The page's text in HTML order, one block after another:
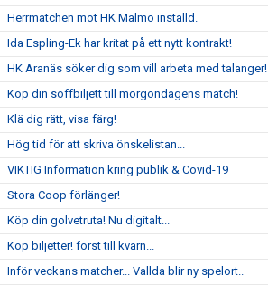
Herrmatchen mot HK Malmö inställd.
Ida Espling-Ek har kritat på ett nytt kontrakt!
HK Aranäs söker dig som vill arbeta med talanger!
Köp din soffbiljett till morgondagens match!
Klä dig rätt, visa färg!
Hög tid för att skriva önskelistan...
VIKTIG Information kring publik & Covid-19
Stora Coop förlänger!
Köp din golvetruta! Nu digitalt...
Köp biljetter! först till kvarn...
Inför veckans matcher... Vallda blir ny spelort..